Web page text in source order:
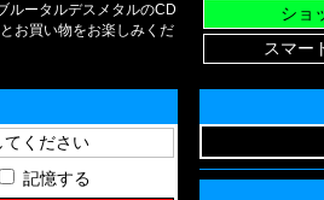
ルータルデスメタルのCD
お買い物をお楽しみくだ
記憶する